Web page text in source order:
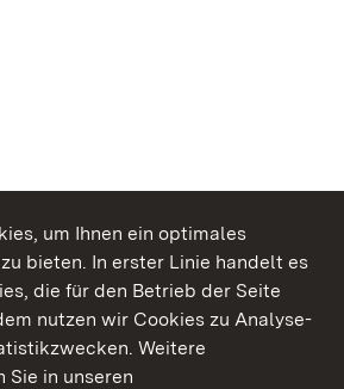
um Ihnen ein optimales
bieten. In erster Linie handelt es
die für den Betrieb der Seite
nutzen wir Cookies zu Analyse-
Weitere
Sie in unseren
Genießen.